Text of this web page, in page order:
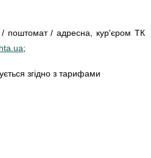
/ поштомат / адресна, кур'єром ТК
;
згідно з тарифами